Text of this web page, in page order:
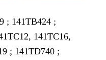
; 141TB424 ;
141TC16,
; 141TD740 ;